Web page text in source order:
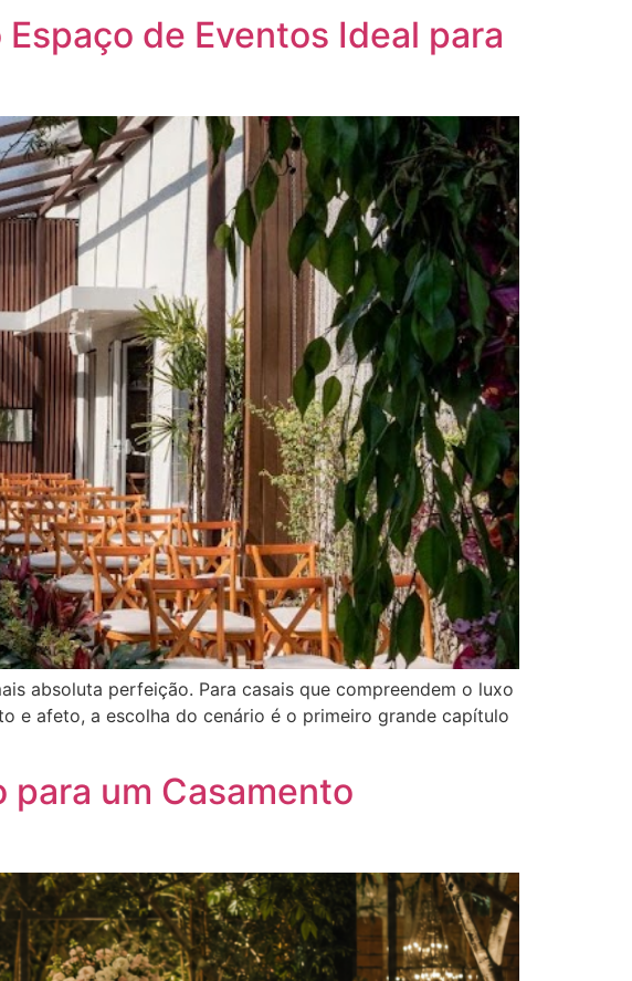
de Eventos Ideal para
absoluta perfeição. Para casais que compreendem o luxo
e afeto, a escolha do cenário é o primeiro grande capítulo
para um Casamento